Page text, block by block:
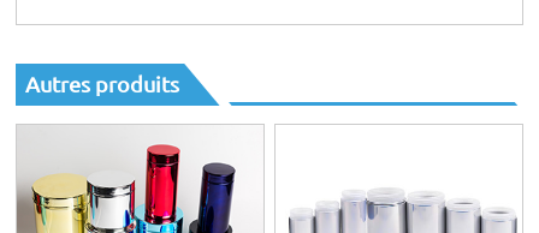
Autres produits